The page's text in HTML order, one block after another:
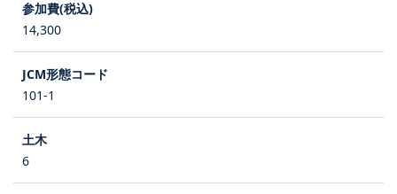
14,300
101-1
6